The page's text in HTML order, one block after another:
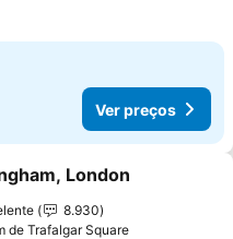
Ver preços
aos favoritos
London
8.930
de Trafalgar Square